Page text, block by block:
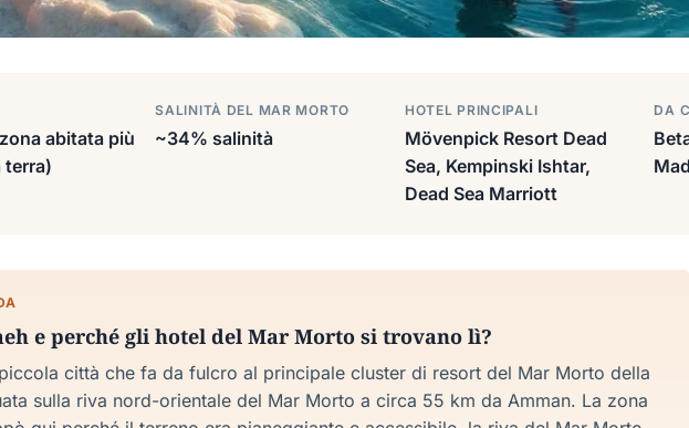
abitata più
terra)
SALINITÀ DEL MAR MORTO
~34% salinità
HOTEL PRINCIPALI
Mövenpick Resort Dead
Sea, Kempinski Ishtar,
Dead Sea Marriott
DA
e perché gli hotel del Mar Morto si trovano lì?
città che fa da fulcro al principale cluster di resort del Mar Morto della
sulla riva nord-orientale del Mar Morto a circa 55 km da Amman. La zona